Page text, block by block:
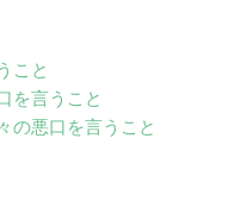
こと
を言うこと
の悪口を言うこと